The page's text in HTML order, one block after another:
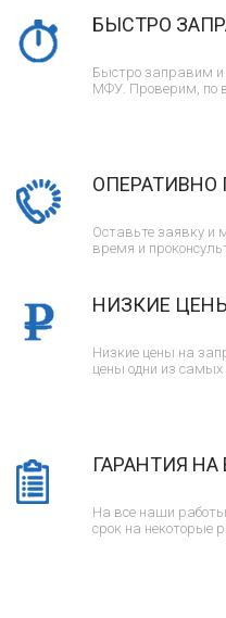
БЫСТРО
Быстро заправим
МФУ. Проверим, по
ОПЕРАТИВНО
Оставьте заявку и
время и
НИЗКИЕ
Низкие цены на
цены одни из самых
ГАРАНТИЯ
На все наши
срок на некоторые